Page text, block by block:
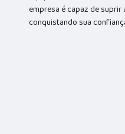
empresa é capaz de suprir
conquistando sua